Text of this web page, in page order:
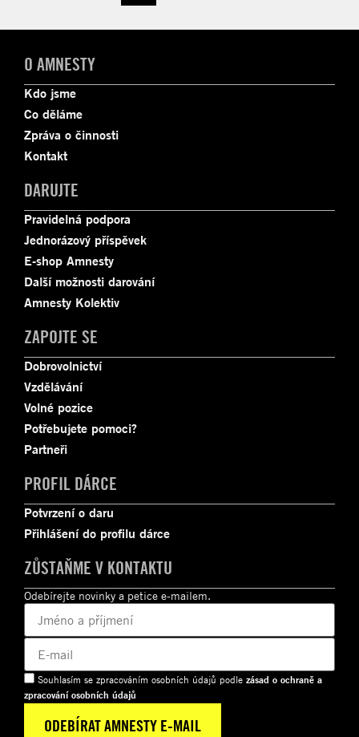
O AMNESTY
Kdo jsme
Co děláme
Zpráva o činnosti
Kontakt
DARUJTE
Pravidelná podpora
Jednorázový příspěvek
E-shop Amnesty
Další možnosti darování
Amnesty Kolektiv
ZAPOJTE SE
Dobrovolnictví
Vzdělávání
Volné pozice
Potřebujete pomoci?
Partneři
PROFIL DÁRCE
Potvrzení o daru
Přihlášení do profilu dárce
ZŮSTAŇME V KONTAKTU
Odebírejte novinky a petice e-mailem.
Souhlasím se zpracováním osobních údajů podle zásad o ochraně a
zpracování osobních údajů